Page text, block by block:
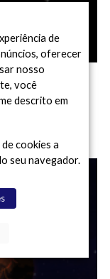
Sobrevoo
de
oferecer
nosso
você
descrito em
cookies a
seu navegador.